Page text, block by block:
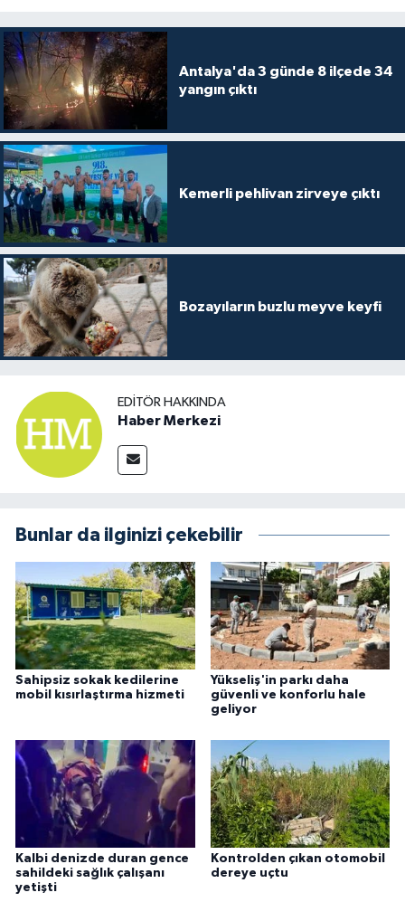
Antalya'da 3 günde 8 ilçede 34
yangın çıktı
Kemerli pehlivan zirveye çıktı
Bozayıların buzlu meyve keyfi
EDITÖR HAKKINDA
Haber Merkezi
Bunlar da ilginizi çekebilir
Sahipsiz sokak kedilerine
mobil kısırlaştırma hizmeti
Yükseliş'in parkı daha
güvenli ve konforlu hale
geliyor
Kalbi denizde duran gence
sahildeki sağlık çalışanı
yetişti
Kontrolden çıkan otomobil
dereye uçtu